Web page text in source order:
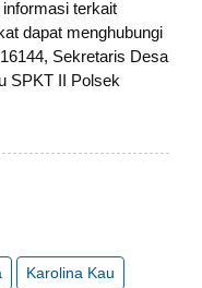
terkait
dapat menghubungi
Sekretaris Desa
SPKT II Polsek
Karolina Kau